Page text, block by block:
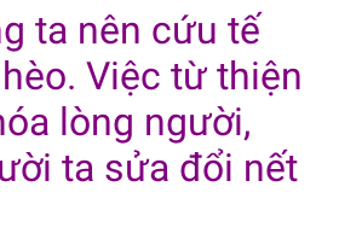
ta nên cứu tế
Việc từ thiện
lòng người,
ta sửa đổi nết